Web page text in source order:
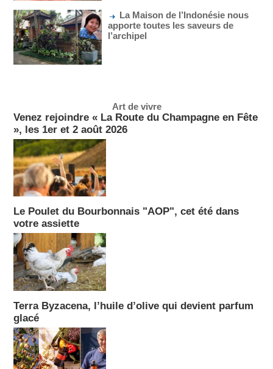
La Maison de l’Indonésie nous
apporte toutes les saveurs de
l’archipel
Art de vivre
Venez rejoindre « La Route du Champagne en Fête
», les 1er et 2 août 2026
Le Poulet du Bourbonnais "AOP", cet été dans
votre assiette
Terra Byzacena, l’huile d’olive qui devient parfum
glacé